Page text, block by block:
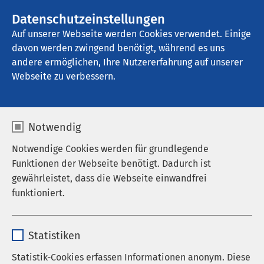
Datenschutzeinstellungen
Auf unserer Webseite werden Cookies verwendet. Einige
davon werden zwingend benötigt, während es uns
andere ermöglichen, Ihre Nutzererfahrung auf unserer
Webseite zu verbessern.
Notwendig
Notwendige Cookies werden für grundlegende
Funktionen der Webseite benötigt. Dadurch ist
gewährleistet, dass die Webseite einwandfrei
funktioniert.
Anbieter sgalinski
Statistiken
Statistik-Cookies erfassen Informationen anonym. Diese
AMEOS Poliklinikum Woldegk
Anfahrt
AMEOS Poliklinikum
Woldegk
So finden Sie uns